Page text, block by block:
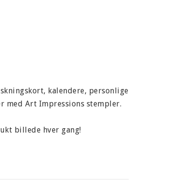
kalendere, personlige
med Art Impressions stempler.
billede hver gang!